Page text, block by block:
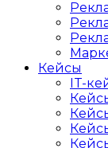
Кейсы
IT-